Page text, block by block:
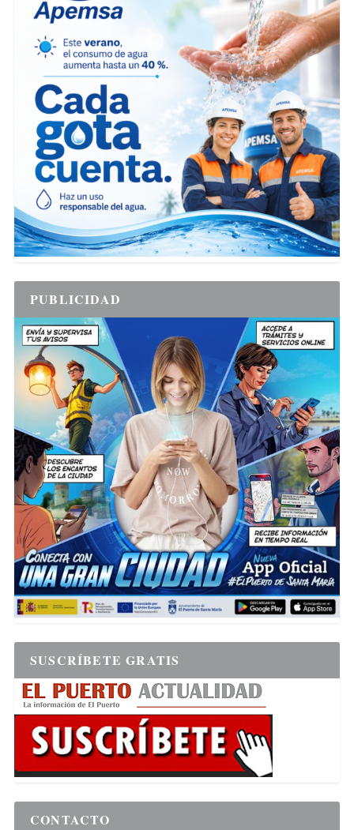
PUBLICIDAD
SUSCRÍBETE GRATIS
CONTACTO